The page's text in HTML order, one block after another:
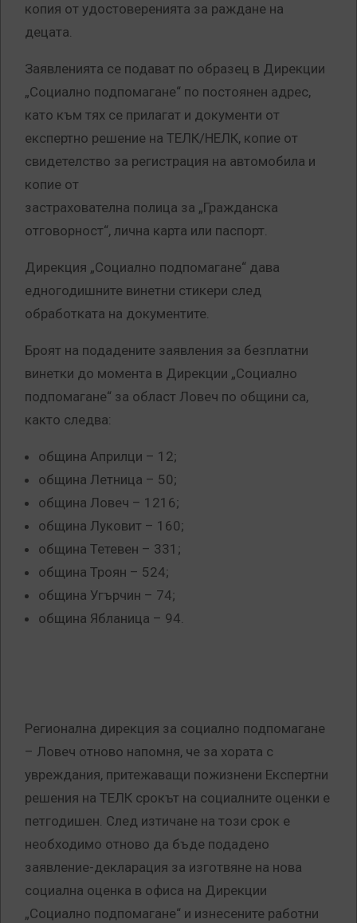
копия от удостоверенията за раждане на
децата.
Заявленията се подават по образец в Дирекции
„Социално подпомагане“ по постоянен адрес,
като към тях се прилагат и документи от
експертно решение на ТЕЛК/НЕЛК, копие от
свидетелство за регистрация на автомобила и
копие от
застрахователна полица за „Гражданска
отговорност“, лична карта или паспорт.
Дирекция „Социално подпомагане“ дава
едногодишните винетни стикери след
обработката на документите.
Броят на подадените заявления за безплатни
винетки до момента в Дирекции „Социално
подпомагане“ за област Ловеч по общини са,
както следва:
община Априлци – 12;
община Летница – 50;
община Ловеч – 1216;
община Луковит – 160;
община Тетевен – 331;
община Троян – 524;
община Угърчин – 74;
община Ябланица – 94.
Регионална дирекция за социално подпомагане
– Ловеч отново напомня, че за хората с
увреждания, притежаващи пожизнени Експертни
решения на ТЕЛК срокът на социалните оценки е
петгодишен. След изтичане на този срок е
необходимо отново да бъде подадено
заявление-декларация за изготвяне на нова
социална оценка в офиса на Дирекции
„Социално подпомагане“ и изнесените работни